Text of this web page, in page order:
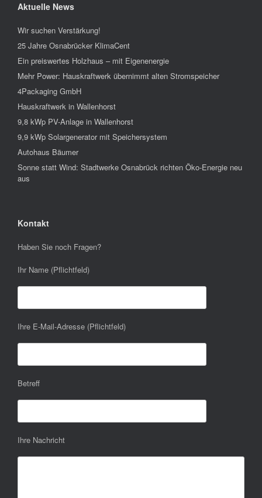
Aktuelle News
Wir suchen Verstärkung!
25 Jahre Osnabrücker KlimaCent
Ein preiswertes Holzhaus – mit Eigenenergie
Mehr Power: Hauskraftwerk übernimmt alten Stromspeicher
4Packaging GmbH
Hauskraftwerk in Wallenhorst
9,8 kWp PV-Anlage in Wallenhorst
9,9 kWp Solargenerator mit Speichersystem
Autohaus Bäumer
Sonne statt Wind: Stadtwerke Osnabrück richten Öko-Energie neu
aus
Kontakt
Haben Sie noch Fragen?
Ihr Name (Pflichtfeld)
Ihre E-Mail-Adresse (Pflichtfeld)
Betreff
Ihre Nachricht